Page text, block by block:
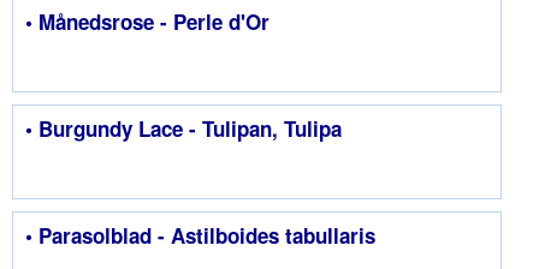
• Månedsrose - Perle d'Or
• Burgundy Lace - Tulipan, Tulipa
• Parasolblad - Astilboides tabullaris